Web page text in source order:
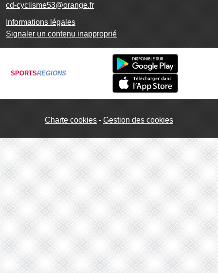
cd-cyclisme53@orange.fr
Informations légales
Signaler un contenu inapproprié
SPORTSREGIONS
Charte cookies Gestion des cookies